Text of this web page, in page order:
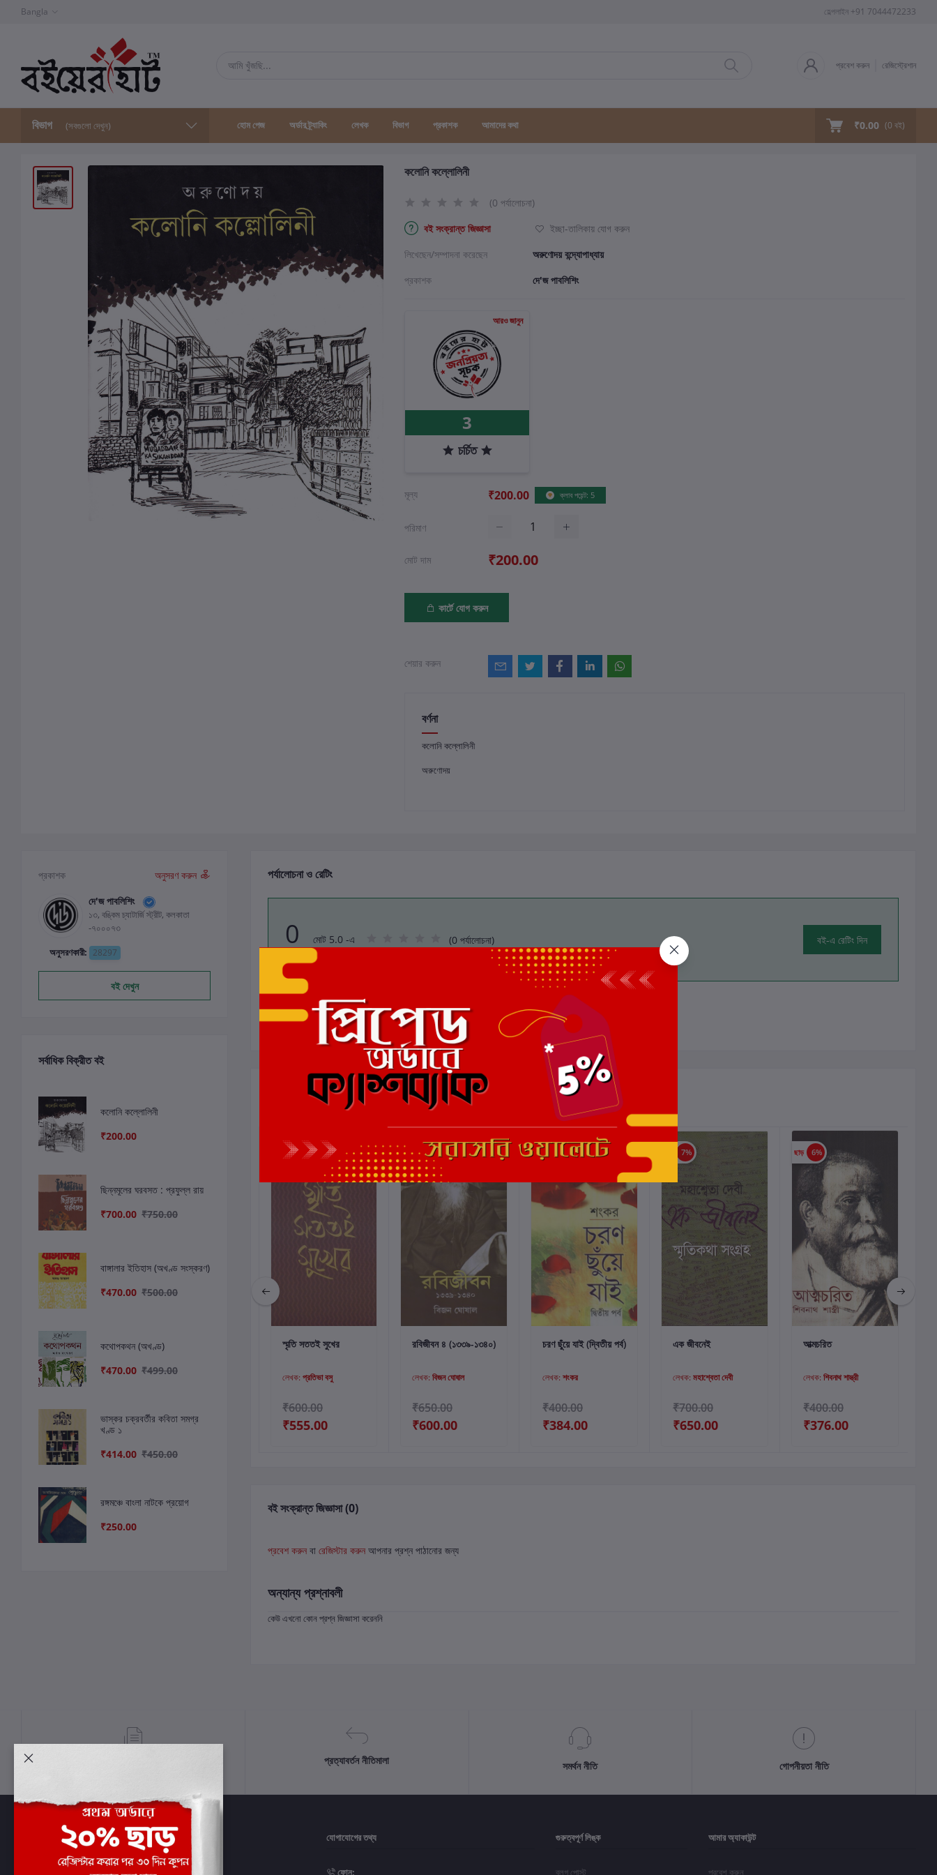
Bangla হেল্পলাইন +91 7044472233
প্রবেশ করুন রেজিস্ট্রেশান
বিভাগ (সবগুলো দেখুন) হোম পেজ অর্ডার ট্র্যাকিং লেখক বিভাগ প্রকাশক আমাদের কথা ₹0.00 (0 বই)
কলোনি কল্লোলিনী
(0 পর্যালোচনা)
বই সংক্রান্ত জিজ্ঞাসা
ইচ্ছা-তালিকায় যোগ করুন
লিখেছেন/সম্পাদনা করেছেন
অরুণোদয় বন্দ্যোপাধ্যায়
প্রকাশক
দে'জ পাবলিশিং
আরও জানুন
3
চর্চিত
মূল্য ₹200.00 ক্লাব পয়েন্ট: 5
পরিমাণ
মোট দাম ₹200.00
কার্টে যোগ করুন
শেয়ার করুন
বর্ণনা
কলোনি কল্লোলিনী
অরুণোদয়
প্রকাশক
অনুসরণ করুন
দে'জ পাবলিশিং
১৩, বঙ্কিম চ্যাটার্জি স্ট্রীট, কলকাতা
-৭০০০৭৩
অনুসরণকারী: 28297
বই দেখুন
সর্বাধিক বিক্রীত বই
কলোনি কল্লোলিনী
₹200.00
ছিন্নমূলের ঘরবসত : প্রফুল্ল রায়
₹700.00 ₹750.00
বাঙ্গালার ইতিহাস (অখণ্ড সংস্করণ)
₹470.00 ₹500.00
কথোপকথন (অখণ্ড)
₹470.00 ₹499.00
ভাস্কর চক্রবর্তীর কবিতা সমগ্র
খণ্ড ১
₹414.00 ₹450.00
রঙ্গমঞ্চে বাংলা নাটকে প্রয়োগ
₹250.00
পর্যালোচনা ও রেটিং
0 মোট 5.0 -এ (0 পর্যালোচনা) বই-এ রেটিং দিন
এই বইয়ের জন্য এখনও কোন পর্যালোচনা নেই
কার্টে যোগ করুন
ভালো-বাসার বারান্দা ৪
লেখক: নবনীতা দেবসেন
₹300.00
রবিজীবন (১৩৩৩-১৩৩৪)
লেখক:বিজন ঘোষাল
₹555.00
8%
কার্টে যোগ করুন
স্মৃতি সততই সুখের
লেখক: প্রতিভা বসু
₹600.00
₹555.00
ছাড় 8%
কার্টে যোগ করুন
রবিজীবন ৪ (১৩৩৯-১৩৪০)
লেখক: বিজন ঘোষাল
₹650.00
₹600.00
ছাড় 4%
কার্টে যোগ করুন
চরণ ছুঁয়ে যাই (দ্বিতীয় পর্ব)
লেখক: শংকর
₹400.00
₹384.00
7%
কার্টে যোগ করুন
এক জীবনেই
লেখক: মহাশ্বেতা দেবী
₹700.00
₹650.00
ছাড় 6%
কার্টে যোগ করুন
আত্মচরিত
লেখক: শিবনাথ শাস্ত্রী
₹400.00
₹376.00
বই সংক্রান্ত জিজ্ঞাসা (0)
প্রবেশ করুন বা রেজিস্টার করুন আপনার প্রশ্ন পাঠানোর জন্য
অন্যান্য প্রশ্নাবলী
কেউ এখনো কোন প্রশ্ন জিজ্ঞাসা করেননি
প্রত্যাবর্তন নীতিমালা সমর্থন নীতি গোপনীয়তা নীতি
যোগাযোগের তথ্য
ফোন:
গুরুত্বপূর্ণ লিঙ্ক
ব্লগ পোস্ট
আমার অ্যাকাউন্ট
প্রবেশ করুন